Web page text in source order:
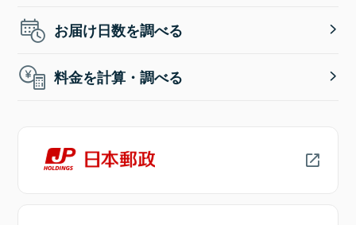
お届け日数を調べる
料金を計算・調べる